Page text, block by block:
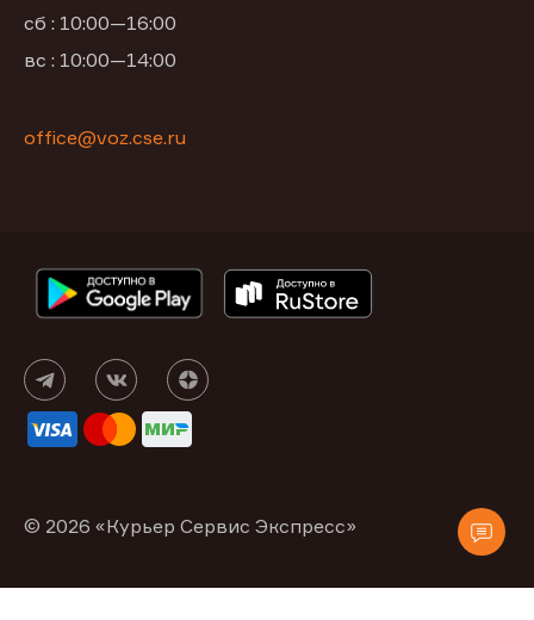
сб : 10:00—16:00
вс : 10:00—14:00
office@voz.cse.ru
© 2026 «Курьер Сервис Экспресс»